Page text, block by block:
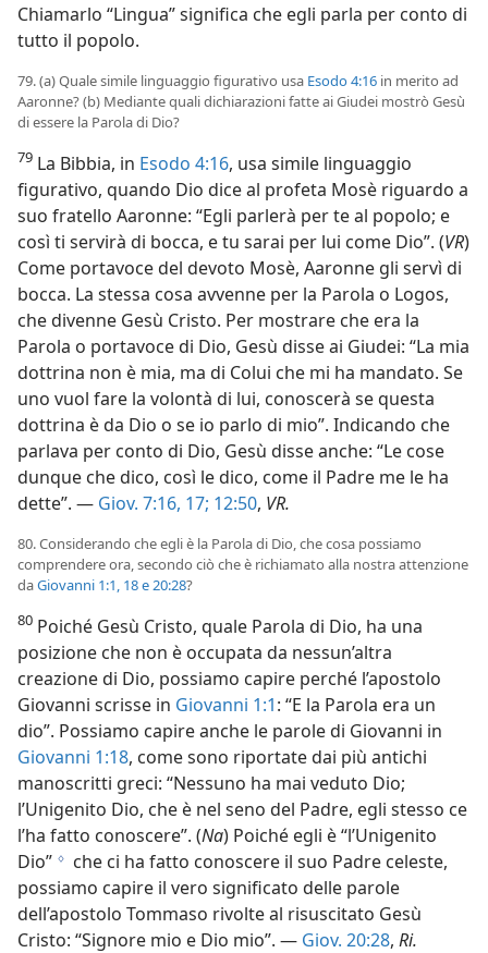
Chiamarlo “Lingua” significa che egli parla per conto di
tutto il popolo.
79. (a) Quale simile linguaggio figurativo usa Esodo 4:16 in merito ad
Aaronne? (b) Mediante quali dichiarazioni fatte ai Giudei mostrò Gesù
di essere la Parola di Dio?
79 La Bibbia, in Esodo 4:16, usa simile linguaggio
figurativo, quando Dio dice al profeta Mosè riguardo a
suo fratello Aaronne: “Egli parlerà per te al popolo; e
così ti servirà di bocca, e tu sarai per lui come Dio”. (VR)
Come portavoce del devoto Mosè, Aaronne gli servì di
bocca. La stessa cosa avvenne per la Parola o Logos,
che divenne Gesù Cristo. Per mostrare che era la
Parola o portavoce di Dio, Gesù disse ai Giudei: “La mia
dottrina non è mia, ma di Colui che mi ha mandato. Se
uno vuol fare la volontà di lui, conoscerà se questa
dottrina è da Dio o se io parlo di mio”. Indicando che
parlava per conto di Dio, Gesù disse anche: “Le cose
dunque che dico, così le dico, come il Padre me le ha
dette”. — Giov. 7:16, 17; 12:50, VR.
80. Considerando che egli è la Parola di Dio, che cosa possiamo
comprendere ora, secondo ciò che è richiamato alla nostra attenzione
daGiovanni 1:1, 18 e20:28?
80 Poiché Gesù Cristo, quale Parola di Dio, ha una
posizione che non è occupata da nessun’altra
creazione di Dio, possiamo capire perché l’apostolo
Giovanni scrisse in Giovanni 1:1: “E la Parola era un
dio”. Possiamo capire anche le parole di Giovanni in
Giovanni 1:18, come sono riportate dai più antichi
manoscritti greci: “Nessuno ha mai veduto Dio;
l’Unigenito Dio, che è nel seno del Padre, egli stesso ce
l’ha fatto conoscere”. (Na) Poiché egli è “l’Unigenito
Dio” g che ci ha fatto conoscere il suo Padre celeste,
possiamo capire il vero significato delle parole
dell’apostolo Tommaso rivolte al risuscitato Gesù
Cristo: “Signore mio e Dio mio”. — Giov. 20:28, Ri.